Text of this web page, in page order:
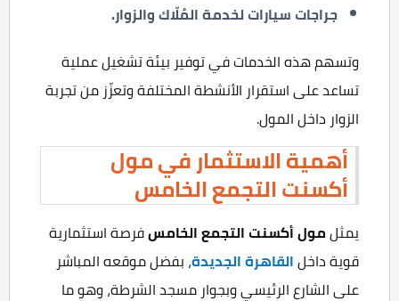
جراجات سيارات لخدمة المُلّاك والزوار.
وتسهم هذه الخدمات في توفير بيئة تشغيل عملية
تساعد على استقرار الأنشطة المختلفة وتعزّز من تجربة
الزوار داخل المول.
أهمية الاستثمار في مول
أكسنت التجمع الخامس
يمثلمول أكسنت التجمع الخامسفرصة استثمارية
قوية داخلالقاهرة الجديدة، بفضل موقعه المباشر
على الشارع الرئيسي وبجوار مسجد الشرطة، وهو ما